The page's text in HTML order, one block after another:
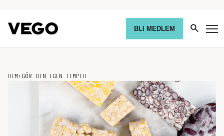
BLI MEDLEM
HEM › GÖR DIN EGEN TEMPEH